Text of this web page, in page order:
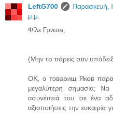
LeftG700
Παρασκευή,
μ.μ.
Φίλε Гриша,
(Μην το πάρεις σαν
ΟΚ, ο товарищ Яков
μεγαλύτερη σημασία;
ασυνέπειά του σε ένα
αξιοποιήσεις την ευκαιρία